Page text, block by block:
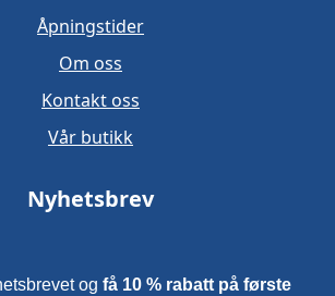
Åpningstider
Om oss
Kontakt oss
Vår butikk
Nyhetsbrev
og få 10 % rabatt på første